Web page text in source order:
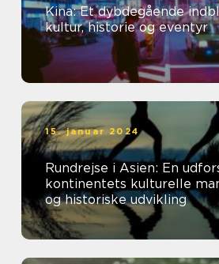
Kina: Et dybdegående
kultur, historie og eventyr
15. januar 2024
Rundrejse i Asien: En
kontinentets kulturelle
og historiske udvikling